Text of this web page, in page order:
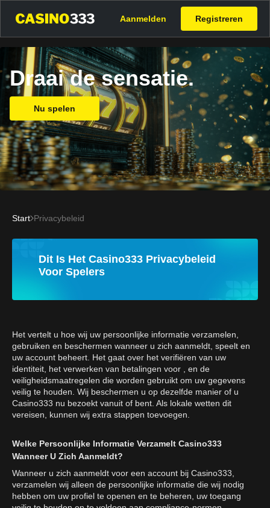
Aanmelden Registreren
Draai de sensatie.
Nu spelen
Start Privacybeleid
Dit Is Het Casino333 Privacybeleid
Voor Spelers
Het vertelt u hoe wij uw persoonlijke informatie verzamelen,
gebruiken en beschermen wanneer u zich aanmeldt, speelt en
uw account beheert. Het gaat over het verifiëren van uw
identiteit, het verwerken van betalingen voor , en de
veiligheidsmaatregelen die worden gebruikt om uw gegevens
veilig te houden. Wij beschermen u op dezelfde manier of u
Casino333 nu bezoekt vanuit of bent. Als lokale wetten dit
vereisen, kunnen wij extra stappen toevoegen.
Welke Persoonlijke Informatie Verzamelt Casino333
Wanneer U Zich Aanmeldt?
Wanneer u zich aanmeldt voor een account bij Casino333,
verzamelen wij alleen de persoonlijke informatie die wij nodig
hebben om uw profiel te openen en te beheren, uw toegang